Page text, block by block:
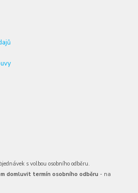
s volbou osobního odběru.
domluvit termín osobního odběru - na